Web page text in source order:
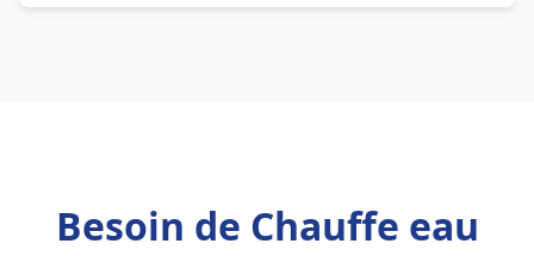
Besoin de Chauffe eau